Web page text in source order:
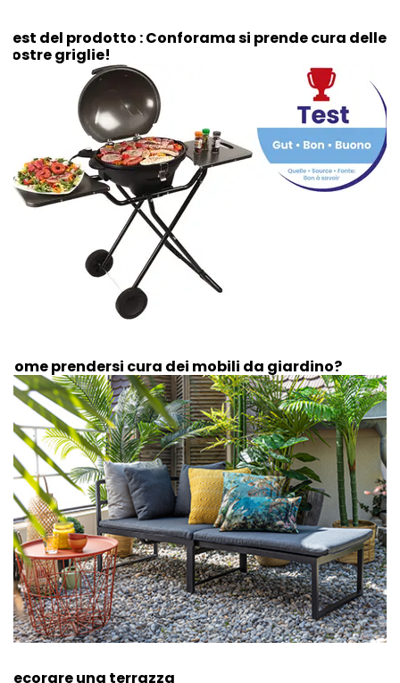
Test del prodotto : Conforama si prende cura delle
vostre griglie!
Come prendersi cura dei mobili da giardino?
Decorare una terrazza